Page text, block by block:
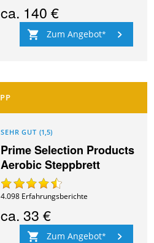
ca. 140 €
Zum Angebot
SEHR GUT (1,5)
Prime Selection Products
Aerobic Steppbrett
4.098 Erfahrungsberichte
ca.33 €
Zum Angebot